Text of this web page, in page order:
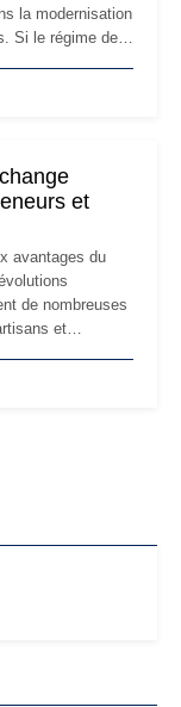
la modernisation
Si le régime de
environnement
et
avantages du
de nombreuses
et
les règles